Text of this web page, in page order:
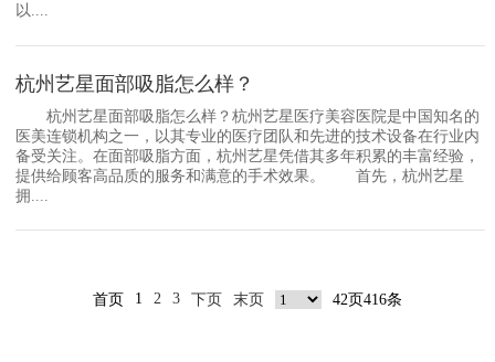
以....
杭州艺星面部吸脂怎么样？
杭州艺星面部吸脂怎么样？杭州艺星医疗美容医院是中国知名的
医美连锁机构之一，以其专业的医疗团队和先进的技术设备在行业内
备受关注。在面部吸脂方面，杭州艺星凭借其多年积累的丰富经验，
提供给顾客高品质的服务和满意的手术效果。 首先，杭州艺星
拥....
首页 1 2 3 下页 末页 42页416条